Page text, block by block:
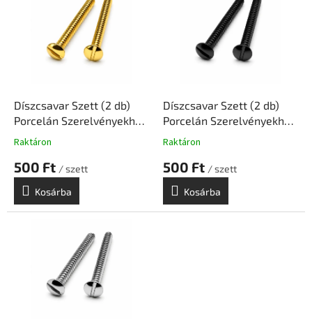
Díszcsavar Szett (2 db)
Porcelán Szerelvényekhez
– Arany | Ceramicon
Raktáron
500 Ft / szett
Kosárba
Díszcsavar Szett (2 db)
Porcelán Szerelvényekhez
– Fekete | Ceramicon
Raktáron
500 Ft / szett
Kosárba